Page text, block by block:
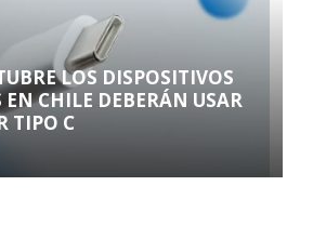
LOS DISPOSITIVOS
CHILE DEBERÁN USAR
TIPO C